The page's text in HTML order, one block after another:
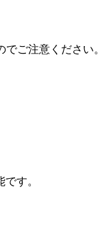
ご注意ください。
す。